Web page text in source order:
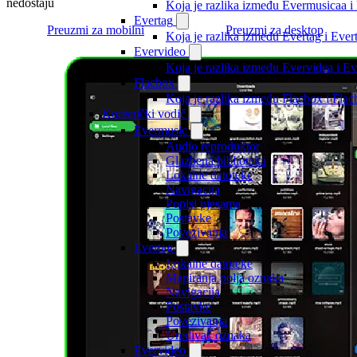
Koja je razlika između Evermusicaa i
Evertag
Koja je razlika između Evertag i
Evervideo
Koja je razlika između Evervidea i
Flacbox
Koja je razlika između Flacbox i
Korisnički vodič
Evermusic
Audio reproduktor
Glazbena biblioteka
Lokalne datoteke
Navigacija
Popisi pjesama
Postavke
Povezivanja
Evertag
Lokalne datoteke
Mapiranja polja oznaka
Navigacija
Postavke
Povezivanja
Uređivač oznaka
Evervideo
nedostaju
Preuzmi za mobilni
Preuzmi za desktop